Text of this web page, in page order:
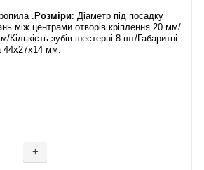
. Розміри: Діаметр під посадку
між центрами отворів кріплення 20 мм/
Кількість зубів шестерні 8 шт/Габаритні
44х27х14 мм.
+